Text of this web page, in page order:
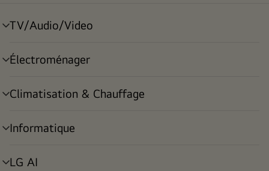
TV/Audio/Video
menu
Électroménager
menu
Climatisation & Chauffage
menu
Informatique
menu
LG AI
menu